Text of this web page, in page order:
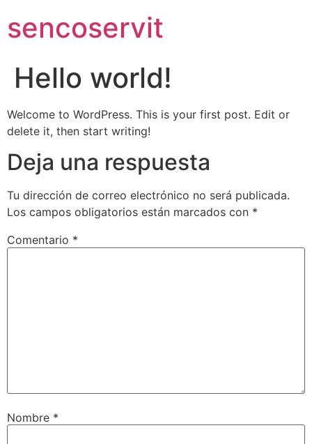
sencoservit
Hello world!
Welcome to WordPress. This is your first post. Edit or
delete it, then start writing!
Deja una respuesta
Tu dirección de correo electrónico no será publicada.
Los campos obligatorios están marcados con *
Comentario *
Nombre *